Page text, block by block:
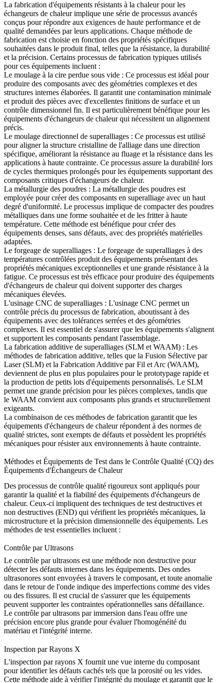
La fabrication d'équipements résistants à la chaleur pour les
échangeurs de chaleur implique une série de processus avancés
conçus pour répondre aux exigences de haute performance et de
qualité demandées par leurs applications. Chaque méthode de
fabrication est choisie en fonction des propriétés spécifiques
souhaitées dans le produit final, telles que la résistance, la durabilité
et la précision. Certains processus de fabrication typiques utilisés
pour ces équipements incluent :
Le moulage à la cire perdue sous vide : Ce processus est idéal pour
produire des composants avec des géométries complexes et des
structures internes élaborées. Il garantit une contamination minimale
et produit des pièces avec d'excellentes finitions de surface et un
contrôle dimensionnel fin. Il est particulièrement bénéfique pour les
équipements d'échangeurs de chaleur qui nécessitent un alignement
précis.
Le moulage directionnel de superalliages : Ce processus est utilisé
pour aligner la structure cristalline de l'alliage dans une direction
spécifique, améliorant la résistance au fluage et la résistance dans les
applications à haute contrainte. Ce processus assure la durabilité lors
de cycles thermiques prolongés pour les équipements supportant des
composants critiques d'échangeurs de chaleur.
La métallurgie des poudres : La métallurgie des poudres est
employée pour créer des composants en superalliage avec un haut
degré d'uniformité. Le processus implique de compacter des poudres
métalliques dans une forme souhaitée et de les fritter à haute
température. Cette méthode est bénéfique pour créer des
équipements denses, sans défauts, avec des propriétés matérielles
adaptées.
Le forgeage de superalliages : Le forgeage de superalliages à des
températures contrôlées produit des équipements présentant des
propriétés mécaniques exceptionnelles et une grande résistance à la
fatigue. Ce processus est très efficace pour produire des équipements
d'échangeurs de chaleur qui doivent supporter des charges
mécaniques élevées.
L'usinage CNC de superalliages : L'usinage CNC permet un
contrôle précis du processus de fabrication, aboutissant à des
équipements avec des tolérances serrées et des géométries
complexes. Il est essentiel de s'assurer que les équipements s'alignent
et supportent les composants pendant l'assemblage.
La fabrication additive de superalliages (SLM et WAAM) : Les
méthodes de fabrication additive, telles que la Fusion Sélective par
Laser (SLM) et la Fabrication Additive par Fil et Arc (WAAM),
deviennent de plus en plus populaires pour le prototypage rapide et
la production de petits lots d'équipements personnalisés. Le SLM
permet une grande précision pour les pièces complexes, tandis que
le WAAM convient aux composants plus grands et structurellement
exigeants.
La combinaison de ces méthodes de fabrication garantit que les
équipements d'échangeurs de chaleur répondent à des normes de
qualité strictes, sont exempts de défauts et possèdent les propriétés
mécaniques pour résister aux environnements à haute contrainte.
Méthodes et Équipements de Test dans le Contrôle Qualité (CQ) des
Équipements d'Échangeurs de Chaleur
Des processus de contrôle qualité rigoureux sont appliqués pour
garantir la qualité et la fiabilité des équipements d'échangeurs de
chaleur. Ceux-ci impliquent des techniques de test destructives et
non destructives (END) qui vérifient les propriétés mécaniques, la
microstructure et la précision dimensionnelle des équipements. Les
méthodes de test essentielles incluent :
Contrôle par Ultrasons
Le contrôle par ultrasons est une méthode non destructive pour
détecter les défauts internes dans les équipements. Des ondes
ultrasonores sont envoyées à travers le composant, et toute anomalie
dans le retour de l'onde indique des imperfections comme des vides
ou des fissures. Il est crucial de s'assurer que les équipements
peuvent supporter les contraintes opérationnelles sans défaillance.
Le contrôle par ultrasons par immersion dans l'eau offre une
précision encore plus grande pour évaluer l'homogénéité du
matériau et l'intégrité interne.
Inspection par Rayons X
L'inspection par rayons X fournit une vue interne du composant
pour identifier les défauts cachés tels que la porosité ou les vides.
Cette méthode aide à vérifier l'intégrité du moulage et garantit que le